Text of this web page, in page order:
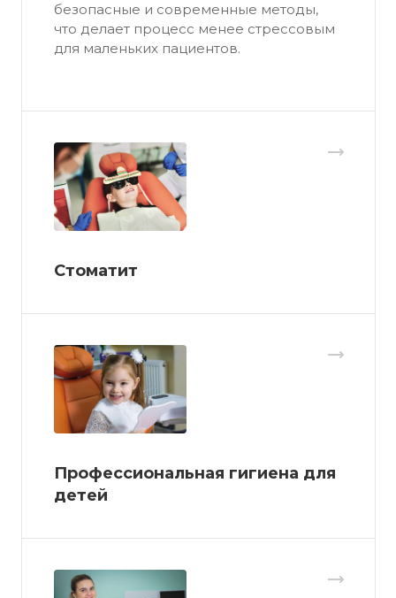
безопасные и современные методы,
что делает процесс менее стрессовым
для маленьких пациентов.
Стоматит
Профессиональная гигиена для
детей